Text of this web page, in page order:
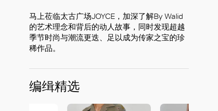
马上莅临太古广场JOYCE，加深了解By Walid
的艺术理念和背后的动人故事，同时发现超越
季节时尚与潮流更迭、足以成为传家之宝的珍
稀作品。
编缉精选